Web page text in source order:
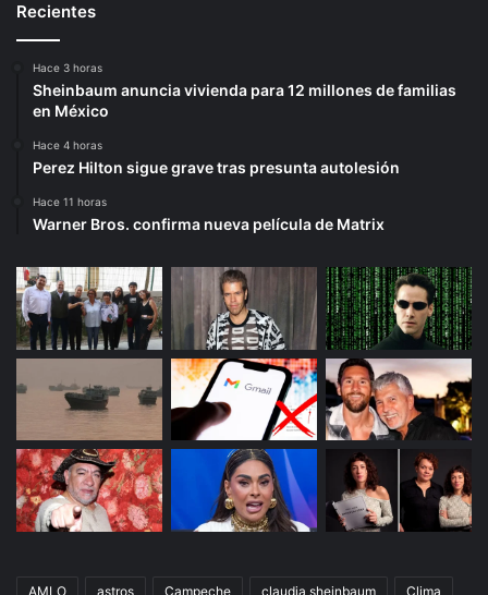
Recientes
Hace 3 horas
Sheinbaum anuncia vivienda para 12 millones de familias
en México
Hace 4 horas
Perez Hilton sigue grave tras presunta autolesión
Hace 11 horas
Warner Bros. confirma nueva película de Matrix
AMLO astros Campeche claudia sheinbaum Clima